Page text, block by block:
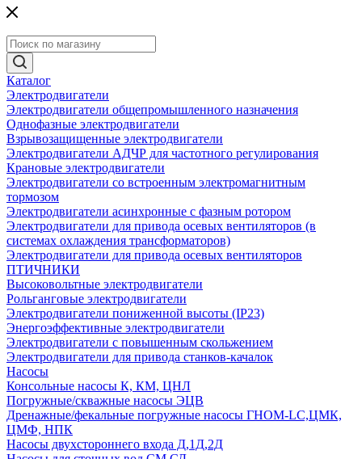
Каталог
Электродвигатели
Электродвигатели общепромышленного назначения
Однофазные электродвигатели
Взрывозащищенные электродвигатели
Электродвигатели АДЧР для частотного регулирования
Крановые электродвигатели
Электродвигатели со встроенным электромагнитным
тормозом
Электродвигатели асинхронные с фазным ротором
Электродвигатели для привода осевых вентиляторов (в
системах охлаждения трансформаторов)
Электродвигатели для привода осевых вентиляторов
ПТИЧНИКИ
Высоковольтные электродвигатели
Рольганговые электродвигатели
Электродвигатели пониженной высоты (IP23)
Энергоэффективные электродвигатели
Электродвигатели с повышенным скольжением
Электродвигатели для привода станков-качалок
Насосы
Консольные насосы К, КМ, ЦНЛ
Погружные/скважные насосы ЭЦВ
Дренажные/фекальные погружные насосы ГНОМ-LC,ЦМК,
ЦМФ, НПК
Насосы двухстороннего входа Д,1Д,2Д